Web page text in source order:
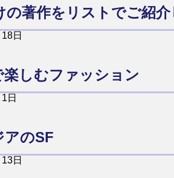
の著作をリストでご紹介
日
楽しむファッション
日
アのSF
日